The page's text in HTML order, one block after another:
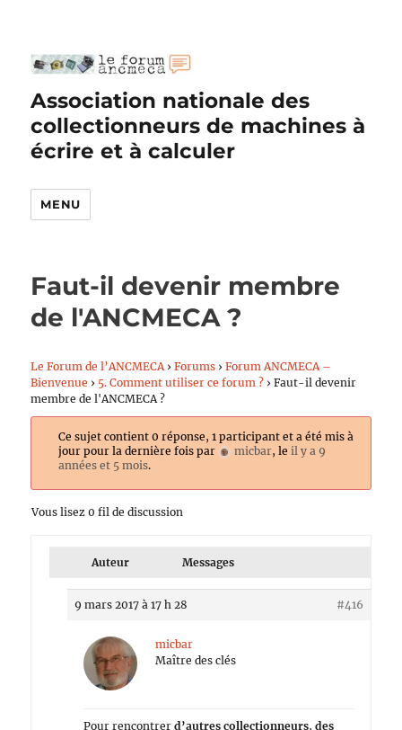
Association nationale des
collectionneurs de machines à
écrire et à calculer
MENU
Faut-il devenir membre
de l'ANCMECA ?
Le Forum de l’ANCMECA › Forums › Forum ANCMECA –
Bienvenue › 5. Comment utiliser ce forum ? › Faut-il devenir
membre de l'ANCMECA ?
Ce sujet contient 0 réponse, 1 participant et a été mis à
jour pour la dernière fois par
micbar, le il y a 9
années et 5 mois.
Vous lisez 0 fil de discussion
Auteur Messages
9 mars 2017 à 17 h 28 #416
micbar
Maître des clés
Pour rencontrerd’autres collectionneurs,des